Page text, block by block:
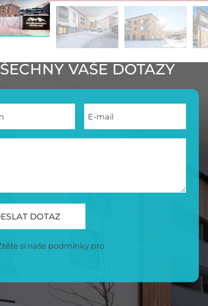
VAŠE DOTAZY
E-mail
si naše podmínky pro